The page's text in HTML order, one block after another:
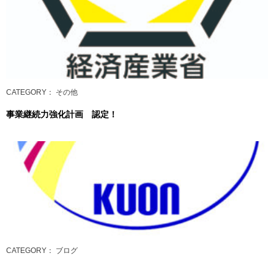
CATEGORY ： その他
事業継続力強化計画 認定！
CATEGORY ： ブログ